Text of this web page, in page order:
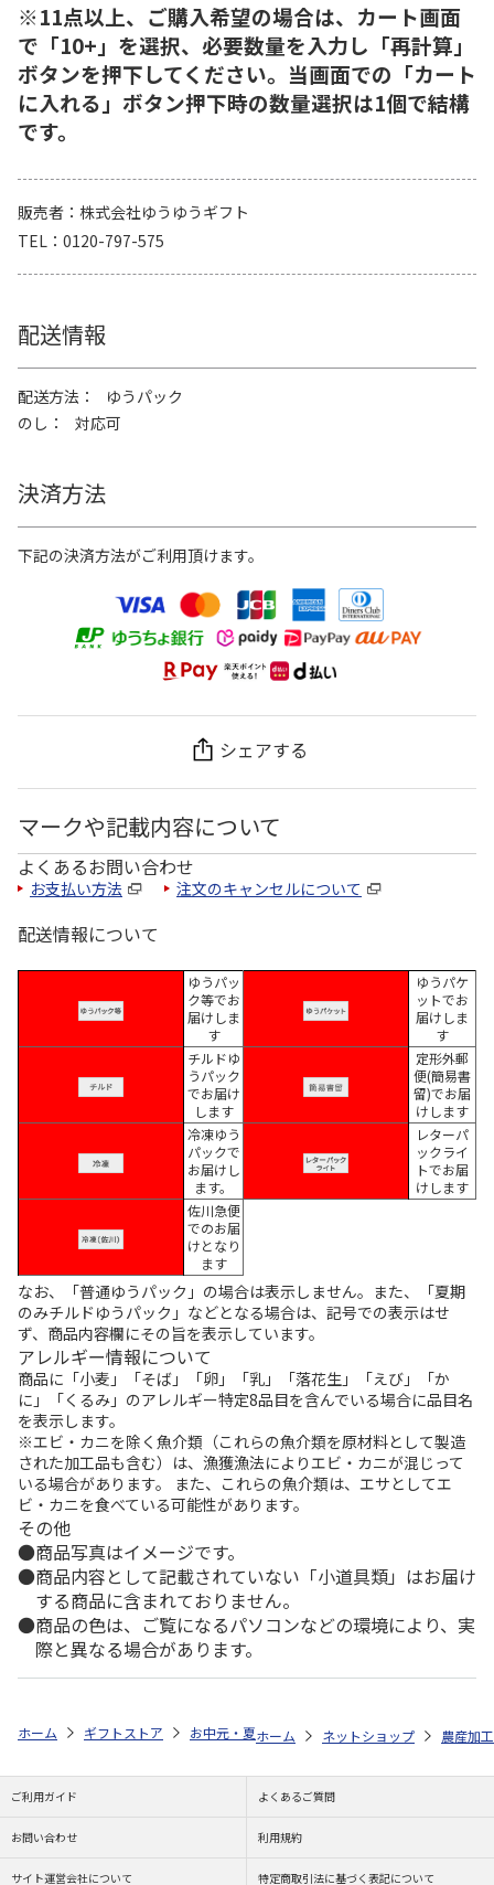
※11点以上、ご購入希望の場合は、カート画面
で「10+」を選択、必要数量を入力し「再計算」
ボタンを押下してください。当画面での「カート
に入れる」ボタン押下時の数量選択は1個で結構
です。
販売者
株式会社ゆうゆうギフト
TEL
0120-797-575
配送情報
配送方法
ゆうパック
のし
対応可
決済方法
下記の決済方法がご利用頂けます。
シェアする
マークや記載内容について
よくあるお問い合わせ
お支払い方法 注文のキャンセルについて
配送情報について
ゆうパッ
ク等でお
届けしま
す
ゆうパケ
ットでお
届けしま
す
チルドゆ
うパック
でお届け
します
定形外郵
便(簡易書
留)でお届
けします
冷凍ゆう
パックで
お届けし
ます。
レターパ
ックライ
トでお届
けします
佐川急便
でのお届
けとなり
ます
なお、「普通ゆうパック」の場合は表示しません。また、「夏期
のみチルドゆうパック」などとなる場合は、記号での表示はせ
ず、商品内容欄にその旨を表示しています。
アレルギー情報について
商品に「小麦」「そば」「卵」「乳」「落花生」「えび」「か
に」「くるみ」のアレルギー特定8品目を含んでいる場合に品目名
を表示します。
※エビ・カニを除く魚介類（これらの魚介類を原材料として製造
された加工品も含む）は、漁獲漁法によりエビ・カニが混じって
いる場合があります。 また、これらの魚介類は、エサとしてエ
ビ・カニを食べている可能性があります。
その他
商品写真はイメージです。
商品内容として記載されていない「小道具類」はお届け
する商品に含まれておりません。
商品の色は、ご覧になるパソコンなどの環境により、実
際と異なる場合があります。
ホーム ギフトストア お中元・夏ギフト特集 2026 ゆうゆうギフト
ホーム ネットショップ 農産加
ご利用ガイド よくあるご質問
お問い合わせ 利用規約
サイト運営会社について 特定商取引法に基づく表記について